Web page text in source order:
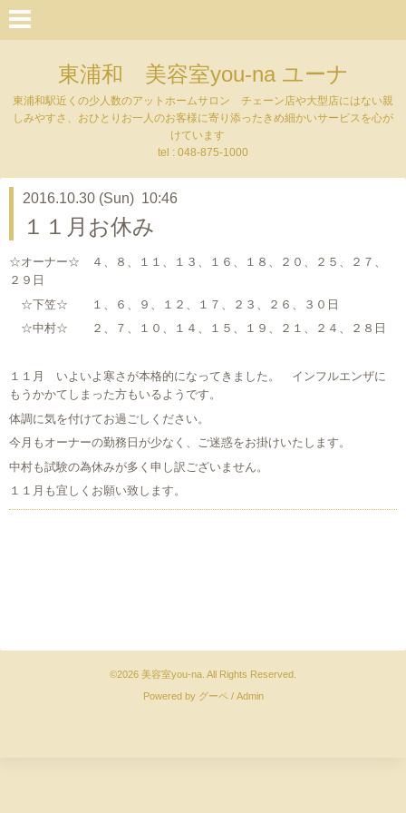
東浦和 美容室you-na ユーナ
東浦和駅近くの少人数のアットホームサロン チェーン店や大型店にはない親
しみやすさ、おひとりお一人のお客様に寄り添ったきめ細かいサービスを心が
けています
tel : 048-875-1000
2016.10.30 (Sun) 10:46
１１月お休み
☆オーナー☆ ４、８、１１、１３、１６、１８、２０、２５、２７、
２９日
☆下笠☆ １、６、９、１２、１７、２３、２６、３０日
☆中村☆ ２、７、１０、１４、１５、１９、２１、２４、２８日
１１月 いよいよ寒さが本格的になってきました。 インフルエンザに
もうかかてしまった方もいるようです。
体調に気を付けてお過ごしください。
今月もオーナーの勤務日が少なく、ご迷惑をお掛けいたします。
中村も試験の為休みが多く申し訳ございません。
１１月も宜しくお願い致します。
©2026 美容室you-na . All Rights Reserved.
Powered by グーペ/ Admin